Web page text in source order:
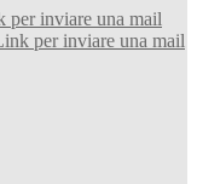
per inviare una mail
per inviare una mail